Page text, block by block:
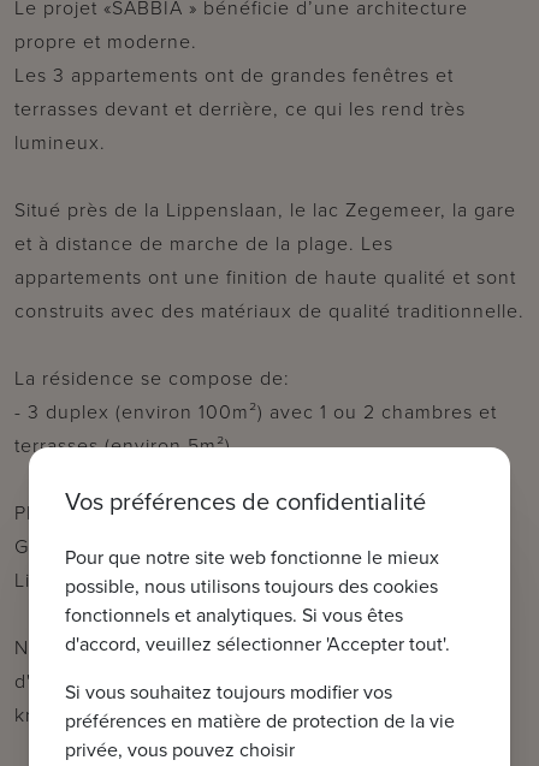
Le projet «SABBIA » bénéficie d’une architecture
propre et moderne.
Les 3 appartements ont de grandes fenêtres et
terrasses devant et derrière, ce qui les rend très
lumineux.
Situé près de la Lippenslaan, le lac Zegemeer, la gare
et à distance de marche de la plage. Les
appartements ont une finition de haute qualité et sont
construits avec des matériaux de qualité traditionnelle.
La résidence se compose de:
- 3 duplex (environ 100m²) avec 1 ou 2 chambres et
terrasses (environ 5m²)
Plans et comptabilité détaillée au bureau.
Garantie d’achèvement à 100 %.
Livraison prévue : hiver 2023-2024.
N'hésiter pas de nous contacter pour plus
d'informations: tel.: 050 62 44 14 ou par
knokke@immax.be
Vos préférences de confidentialité
Pour que notre site web fonctionne le mieux
possible, nous utilisons toujours des cookies
fonctionnels et analytiques. Si vous êtes
d'accord, veuillez sélectionner 'Accepter tout'.
Si vous souhaitez toujours modifier vos
préférences en matière de protection de la vie
privée, vous pouvez choisir